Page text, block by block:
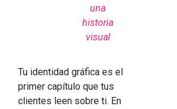
una
historia
visual
Tu identidad gráfica es el
primer capítulo que tus
clientes leen sobre ti. En